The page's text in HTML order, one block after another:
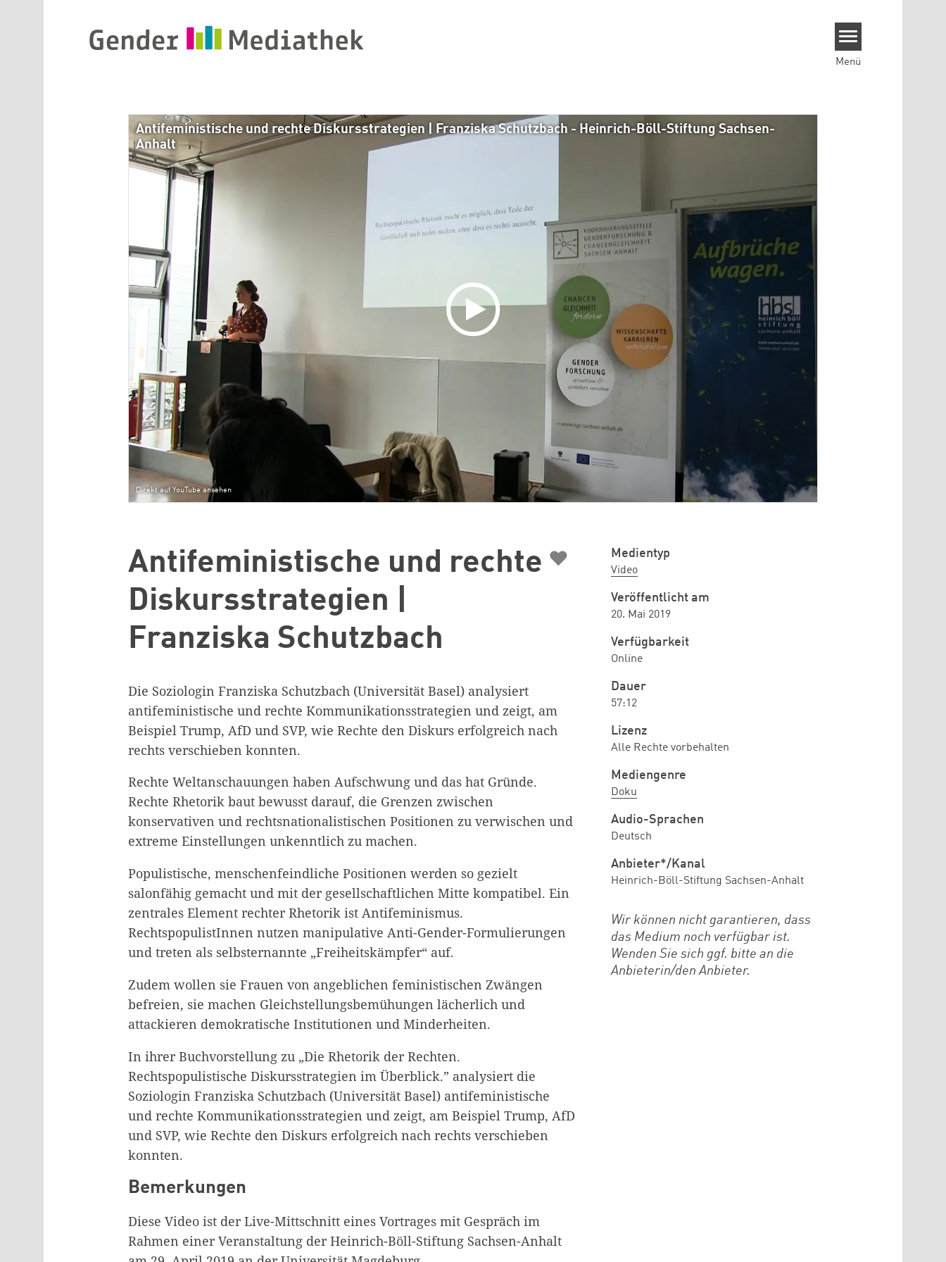
Menü
Antifeministische und rechte Diskursstrategien | Franziska Schutzbach - Heinrich-Böll-Stiftung Sachsen-
Anhalt
Direkt auf YouTube ansehen
Antifeministische und rechte
Diskursstrategien |
Franziska Schutzbach
♥
Die Soziologin Franziska Schutzbach (Universität Basel) analysiert
antifeministische und rechte Kommunikationsstrategien und zeigt, am
Beispiel Trump, AfD und SVP, wie Rechte den Diskurs erfolgreich nach
rechts verschieben konnten.
Rechte Weltanschauungen haben Aufschwung und das hat Gründe.
Rechte Rhetorik baut bewusst darauf, die Grenzen zwischen
konservativen und rechtsnationalistischen Positionen zu verwischen und
extreme Einstellungen unkenntlich zu machen.
Populistische, menschenfeindliche Positionen werden so gezielt
salonfähig gemacht und mit der gesellschaftlichen Mitte kompatibel. Ein
zentrales Element rechter Rhetorik ist Antifeminismus.
RechtspopulistInnen nutzen manipulative Anti-Gender-Formulierungen
und treten als selbsternannte „Freiheitskämpfer“ auf.
Zudem wollen sie Frauen von angeblichen feministischen Zwängen
befreien, sie machen Gleichstellungsbemühungen lächerlich und
attackieren demokratische Institutionen und Minderheiten.
In ihrer Buchvorstellung zu „Die Rhetorik der Rechten.
Rechtspopulistische Diskursstrategien im Überblick.” analysiert die
Soziologin Franziska Schutzbach (Universität Basel) antifeministische
und rechte Kommunikationsstrategien und zeigt, am Beispiel Trump, AfD
und SVP, wie Rechte den Diskurs erfolgreich nach rechts verschieben
konnten.
Bemerkungen
Diese Video ist der Live-Mittschnitt eines Vortrages mit Gespräch im
Rahmen einer Veranstaltung der Heinrich-Böll-Stiftung Sachsen-Anhalt
Medientyp
Video
Veröffentlicht am
20. Mai 2019
Verfügbarkeit
Online
Dauer
57:12
Lizenz
Alle Rechte vorbehalten
Mediengenre
Doku
Audio-Sprachen
Deutsch
Anbieter*/Kanal
Heinrich-Böll-Stiftung Sachsen-Anhalt
Wir können nicht garantieren, dass
das Medium noch verfügbar ist.
Wenden Sie sich ggf. bitte an die
Anbieterin/den Anbieter.